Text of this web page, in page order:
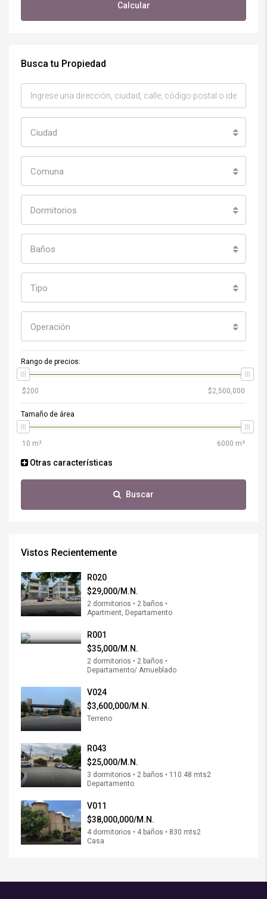
Calcular
Busca tu Propiedad
Ciudad
Comuna
Dormitorios
Baños
Tipo
Operación
Rango de precios:
Tamaño de área
Otras características
Buscar
Vistos Recientemente
R020
$29,000/M.N.
2 dormitorios • 2 baños •
Apartment, Departamento
R001
$35,000/M.N.
2 dormitorios • 2 baños •
Departamento/ Amueblado
V024
$3,600,000/M.N.
Terreno
R043
$25,000/M.N.
3 dormitorios • 2 baños • 110.48 mts2
Departamento
V011
$38,000,000/M.N.
4 dormitorios • 4 baños • 830 mts2
Casa